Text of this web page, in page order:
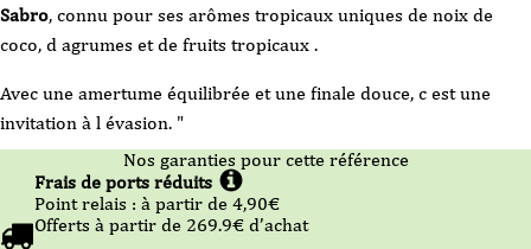
Sabro, connu pour ses arômes tropicaux uniques de noix de
coco, d agrumes et de fruits tropicaux .
Avec une amertume équilibrée et une finale douce, c est une
invitation à l évasion. "
-
Pale
Sabro
-
33cl
-
VP
Nos garanties pour cette référence
Frais de ports réduits
Point relais : à partir de 4,90€
Offerts à partir de 269.9€ d’achat